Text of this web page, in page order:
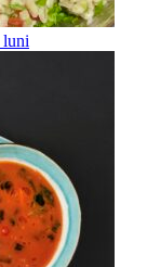
luni